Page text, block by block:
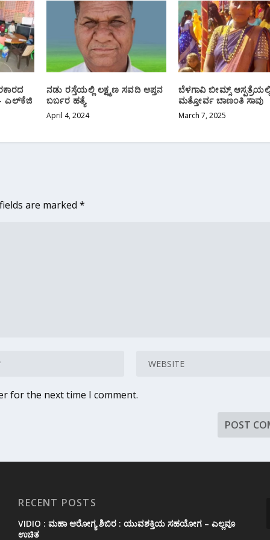
ಎಲ್‌ಕೆಜಿ
ನಡು ರಸ್ತೆಯಲ್ಲಿ ಲಕ್ಷ್ಮಣ ಸವದಿ ಆಪ್ತನ
ಬರ್ಬರ ಹತ್ಯೆ
April 4, 2024
ಬೆಳಗಾವಿ ಬೀಮ್ಸ್
ಮತ್ತೋರ್ವ ಬಾಣಂತಿ ಸಾವು
March 7, 2025
are marked*
for the next time I comment.
RECENT POSTS
VIDIO : ಮಹಾ ಆರೋಗ್ಯ ಶಿಬಿರ : ಯುವಶಕ್ತಿಯ ಸಹಯೋಗ – ಎಲ್ಲವೂ
ಉಚಿತ